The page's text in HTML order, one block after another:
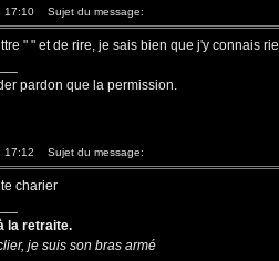
17:10 Sujet du message:
" " et de rire, je sais bien que j'y connais
pardon que la permission.
17:12 Sujet du message:
charier
la retraite.
je suis son bras armé